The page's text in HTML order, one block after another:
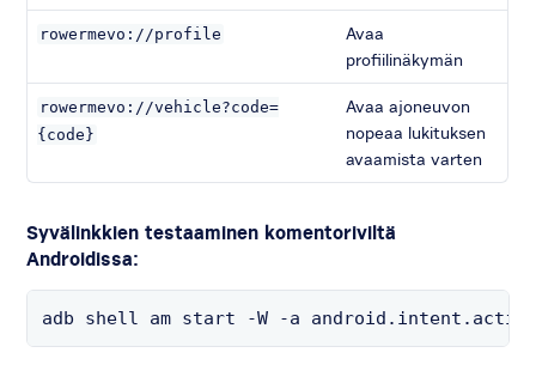
rowermevo://profile
Avaa
profiilinäkymän
rowermevo://vehicle?code=
{code}
Avaa ajoneuvon
nopeaa lukituksen
avaamista varten
Syvälinkkien testaaminen komentoriviltä
Androidissa:
adb shell am start -W -a